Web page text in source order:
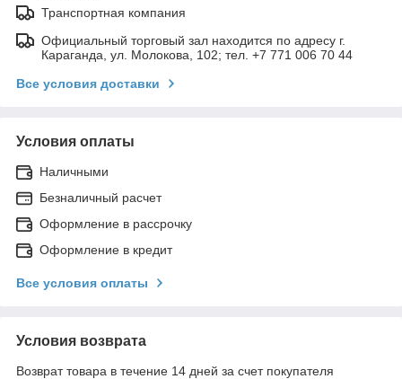
Транспортная компания
Официальный торговый зал находится по адресу г.
Караганда, ул. Молокова, 102; тел. +7 771 006 70 44
Все условия доставки
Условия оплаты
Наличными
Безналичный расчет
Оформление в рассрочку
Оформление в кредит
Все условия оплаты
Условия возврата
Возврат товара в течение 14 дней за счет покупателя